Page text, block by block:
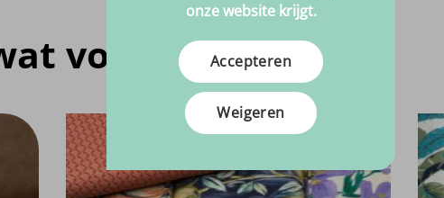
voor jou
onze website krijgt.
Accepteren
Weigeren